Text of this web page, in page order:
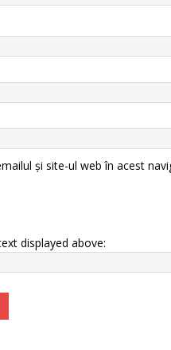
și site-ul web în acest
displayed above: